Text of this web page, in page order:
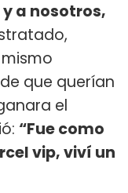
y a nosotros,
que querían
el
“Fue como
vip, viví un